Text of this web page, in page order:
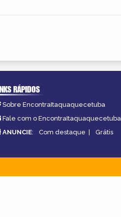
RÁPIDOS
Sobre EncontraItaquaquecetuba
Fale com o EncontraItaquaquecetuba
ANUNCIE: Com destaque | Grátis